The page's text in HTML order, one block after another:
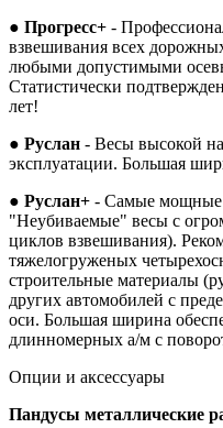
● Прогресс+ -
взвешивания всех
любыми допустимыми
Статистически
лет!
● Руслан - Весы высокой
эксплуатации. Большая
● Руслан+ - Самые мощные
"Неубиваемые" весы с
циклов взвешивания).
тяжелогруженых
строительные материалы
других автомобилей с
оси. Большая ширина
длинномерных а/м с
Опции и аксессуары
Пандусы металлические